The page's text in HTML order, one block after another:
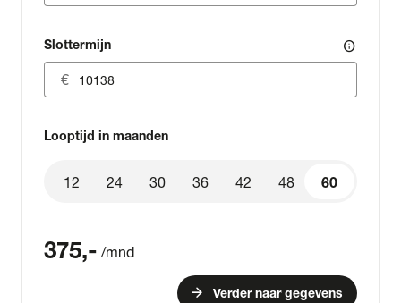
Slottermijn info
Looptijd in maanden
60
12 24 30 36 42 48 60
375,- /mnd
arrow_forward Verder naar gegevens